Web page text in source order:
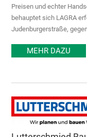
Preisen und echter
behauptet sich LAGRA
Judenburgerstraße,
MEHR DAZU